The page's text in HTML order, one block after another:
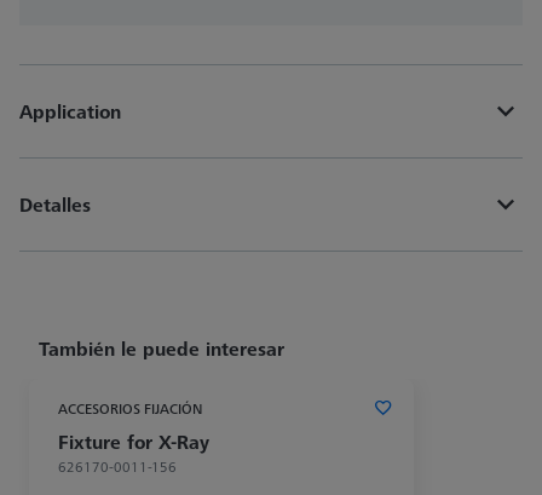
Application
Detalles
También le puede interesar
ACCESORIOS FIJACIÓN
Fixture for X-Ray
626170-0011-156